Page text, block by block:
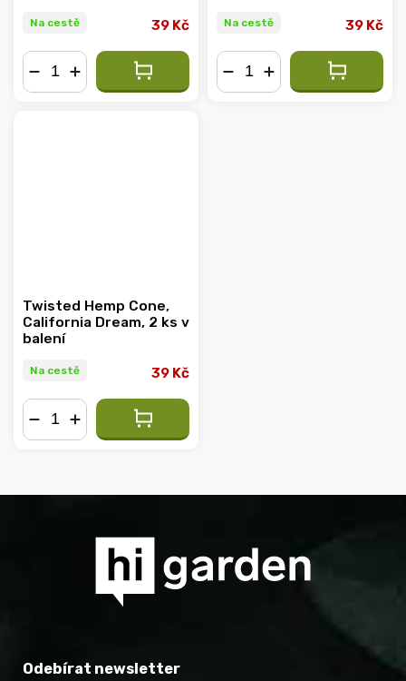
Na cestě 39 Kč Na cestě 39 Kč
Twisted Hemp Cone,
California Dream, 2 ks v
balení
Na cestě 39 Kč
Odebírat newsletter